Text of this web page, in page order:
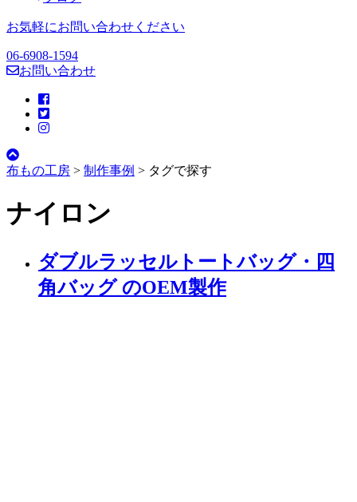
お気軽にお問い合わせください
06-6908-1594
お問い合わせ
布もの工房 > 制作事例 > タグで探す
ナイロン
ダブルラッセルトートバッグ・四
角バッグ のOEM製作